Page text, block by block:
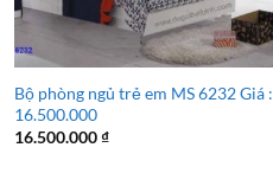
Bộ phòng ngủ trẻ em MS 6232 Giá :
16.500.000
16.500.000₫